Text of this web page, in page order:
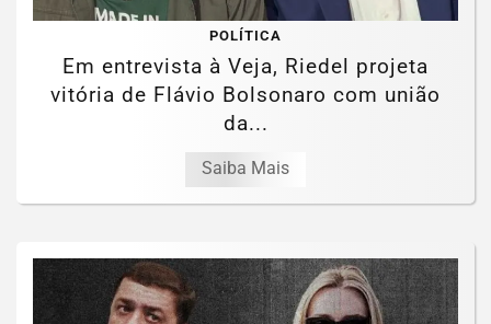
POLÍTICA
Em entrevista à Veja, Riedel projeta
vitória de Flávio Bolsonaro com união
da...
Saiba Mais